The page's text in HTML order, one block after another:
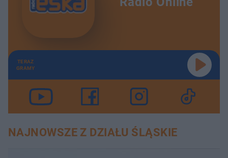
TERAZ
GRAMY
NAJNOWSZE Z DZIAŁU ŚLĄSKIE